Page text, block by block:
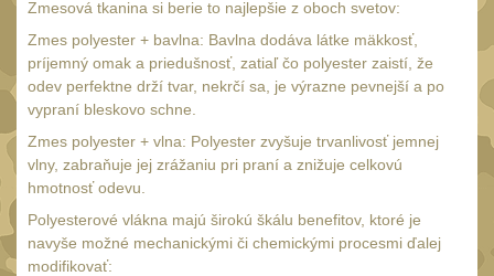
Tréningové cvičné
nože
Farebné nože38
Nože na krk
Záchranárske nože 36
Multitooly 12
Zmesová tkanina si berie to najlepšie z oboch svetov:
Zmes polyester + bavlna: Bavlna dodáva látke mäkkosť,
príjemný omak a priedušnosť, zatiaľ čo polyester zaistí, že
odev perfektne drží tvar, nekrčí sa, je výrazne pevnejší a po
vypraní bleskovo schne.
Zmes polyester + vlna: Polyester zvyšuje trvanlivosť jemnej
vlny, zabraňuje jej zrážaniu pri praní a znižuje celkovú
hmotnosť odevu.
Polyesterové vlákna majú širokú škálu benefitov, ktoré je
navyše možné mechanickými či chemickými procesmi ďalej
modifikovať: